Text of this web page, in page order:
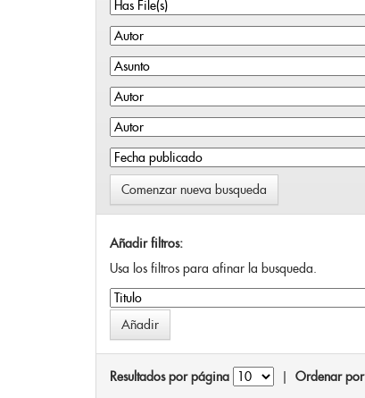
Comenzar nueva busqueda
Añadir filtros:
Usa los filtros para afinar la busqueda.
Resultados por página Ordenar por